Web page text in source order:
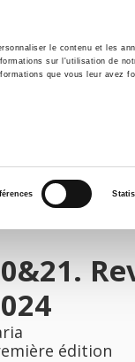
le contenu et les
sur l'utilisation de
que vous leur avez
édition